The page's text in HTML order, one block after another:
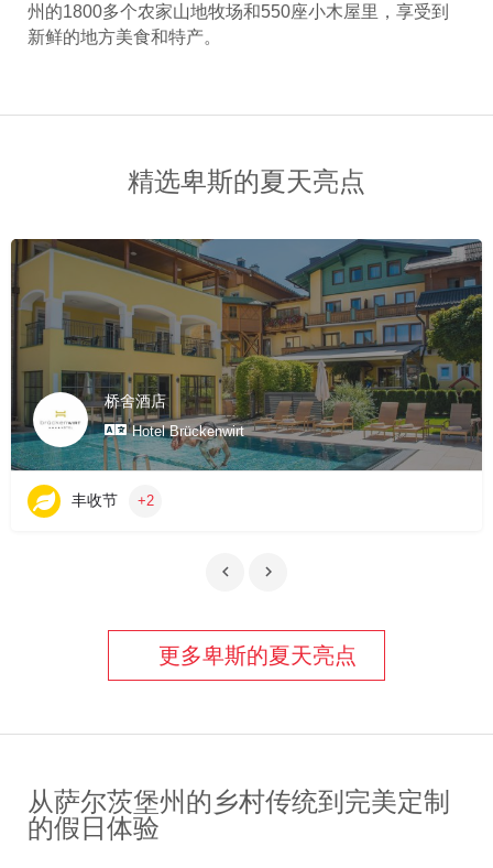
州的1800多个农家山地牧场和550座小木屋里，享受到
新鲜的地方美食和特产。
精选卑斯的夏天亮点
桥舍酒店
Hotel Brückenwirt
丰收节 +2
更多卑斯的夏天亮点
从萨尔茨堡州的乡村传统到完美定制
的假日体验